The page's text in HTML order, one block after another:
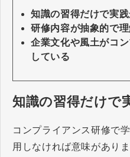
知識の習得だけで実
研修内容が抽象的で
企業文化や風土がコ
している
知識の習得だけで
コンプライアンス研修で
用しなければ意味がありま